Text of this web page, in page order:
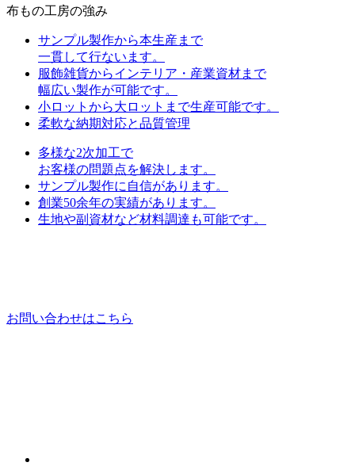
布もの工房の強み
サンプル製作から本生産まで
一貫して行ないます。
服飾雑貨からインテリア・産業資材まで
幅広い製作が可能です。
小ロットから大ロットまで生産可能です。
柔軟な納期対応と品質管理
多様な2次加工で
お客様の問題点を解決します。
サンプル製作に自信があります。
創業50余年の実績があります。
生地や副資材など材料調達も可能です。
お問い合わせはこちら